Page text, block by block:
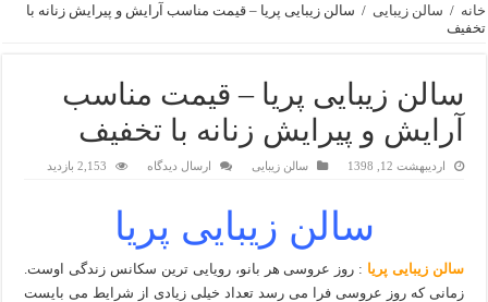
خانه / سالن زیبایی / سالن زیبایی پریا – قیمت مناسب آرایش و پیرایش زنانه با
تخفیف
سالن زیبایی پریا – قیمت مناسب
آرایش و پیرایش زنانه با تخفیف
اردیبهشت 12, 1398 سالن زیبایی ارسال دیدگاه 2,153 بازدید
سالن زیبایی پریا
سالن زیبایی پریا : روز عروسی هر بانو، رویایی ترین سکانس زندگی اوست.
زمانی که روز عروسی فرا می رسد تعداد خیلی زیادی از شرایط می بایست